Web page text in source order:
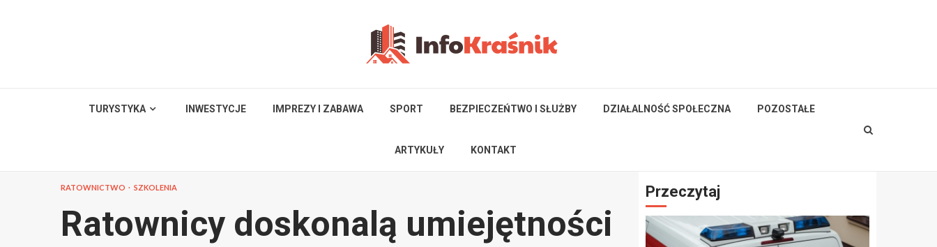
TURYSTYKA INWESTYCJE IMPREZY I ZABAWA SPORT BEZPIECZEŃTWO I SŁUŻBY DZIAŁALNOŚĆ SPOŁECZNA POZOSTAŁE
ARTYKUŁY KONTAKT
RATOWNICTWO SZKOLENIA
Ratownicy doskonalą umiejętności
Przeczytaj